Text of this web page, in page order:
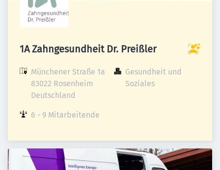
1A Zahngesundheit Dr. Preißler
Münchener Straße 1a
83022 Rosenheim
Deutschland
Gesundheit und
Soziales
6 - 9 Mitarbeitende